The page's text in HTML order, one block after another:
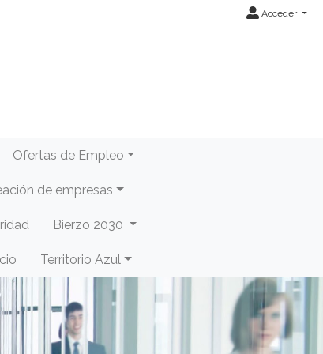
Acceder
Ofertas de Empleo
de empresas
Bierzo 2030
Territorio Azul